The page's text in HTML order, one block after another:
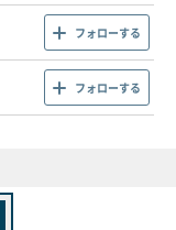
フォローする
フォローする